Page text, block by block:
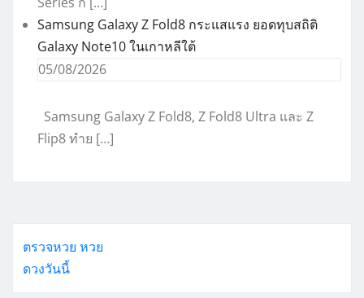
Samsung Galaxy Z Fold8 กระแสแรง ยอดทุบสถิติ
Galaxy Note10 ในเกาหลีใต้
05/08/2026
Samsung Galaxy Z Fold8, Z Fold8 Ultra และ Z
Flip8 ทำย […]
ตรวจหวย หวย
ดวงวันนี้